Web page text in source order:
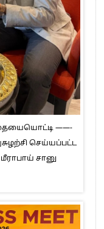
——-
செய்யப்பட்ட
சானு